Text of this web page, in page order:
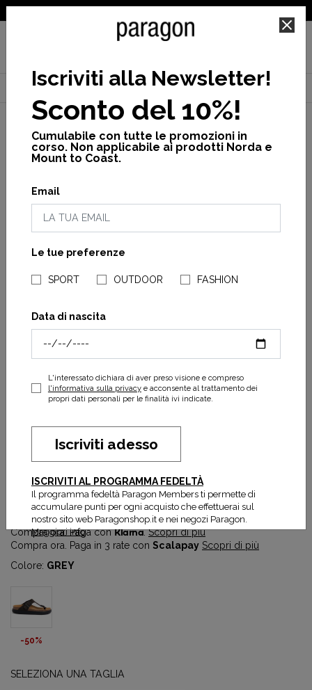
NEGOZI PARAGONSHOP
Home Scholl Donna nuovi arrivi Anais chunky
Anais Chunky
37,50 € 75,00 €
Prezzo più basso degli ultimi 30 gg:37,50 €
Compra ora. Paga conKlarna.Scopri di più
Compra ora. Paga in 3 rate con Scalapay Scopri di più
Colore: GREY
-50%
SELEZIONA UNA TAGLIA
Iscriviti alla Newsletter!
Sconto del 10%!
Cumulabile con tutte le promozioni in
corso. Non applicabile ai prodotti Norda e
Mount to Coast.
Email
Le tue preferenze
SPORT OUTDOOR FASHION
Data di nascita
L'interessato dichiara di aver preso visione e compreso
l'informativa sulla privacye acconsente al trattamento dei
propri dati personali per le finalità ivi indicate.
Iscriviti adesso
ISCRIVITI AL PROGRAMMA FEDELTÀ
Il programma fedeltà Paragon Members ti permette di
accumulare punti per ogni acquisto che effettuerai sul
nostro sito web Paragonshop.it e nei negozi Paragon.
Maggiori info